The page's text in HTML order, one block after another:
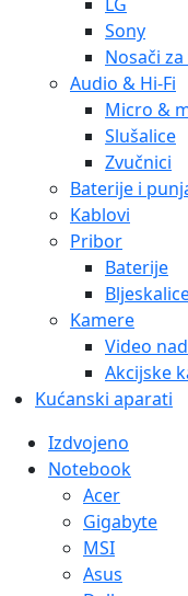
Sony
Nosači
Audio & Hi-Fi
Micro &
Slušalice
Zvučnici
Baterije i
Kablovi
Pribor
Baterije
Kamere
Video
Akcijske
Kućanski aparati
Izdvojeno
Notebook
Acer
Gigabyte
MSI
Asus